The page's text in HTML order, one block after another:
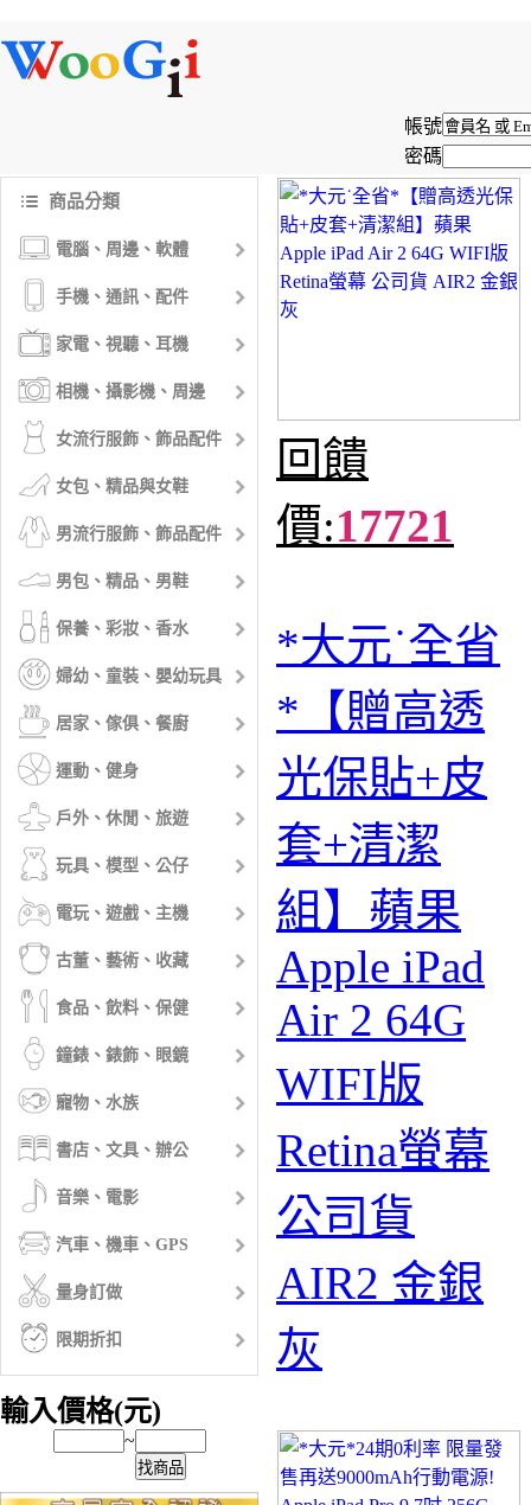
帳號
密碼
商品分類
電腦、周邊、軟體
手機、通訊、配件
家電、視聽、耳機
相機、攝影機、周邊
女流行服飾、飾品配件
女包、精品與女鞋
男流行服飾、飾品配件
男包、精品、男鞋
保養、彩妝、香水
婦幼、童裝、嬰幼玩具
居家、傢俱、餐廚
運動、健身
戶外、休閒、旅遊
玩具、模型、公仔
電玩、遊戲、主機
古董、藝術、收藏
食品、飲料、保健
鐘錶、錶飾、眼鏡
寵物、水族
書店、文具、辦公
音樂、電影
汽車、機車、GPS
量身訂做
限期折扣
輸入價格(元)
~
找商品
回饋
價:17721
*大元˙全省
*【贈高透
光保貼+皮
套+清潔
組】蘋果
Apple iPad
Air 2 64G
WIFI版
Retina螢幕
公司貨
AIR2 金銀
灰